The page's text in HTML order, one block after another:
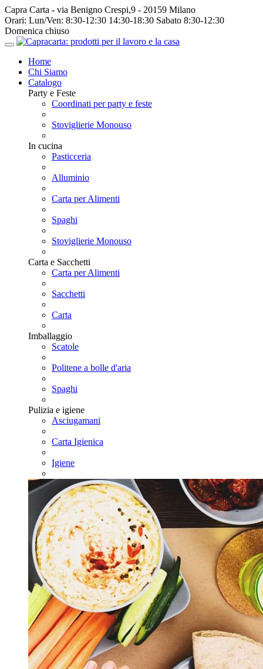
Capra Carta - via Benigno Crespi,9 - 20159 Milano
Orari: Lun/Ven: 8:30-12:30 14:30-18:30 Sabato 8:30-12:30
Domenica chiuso
Home
Chi Siamo
Catalogo
Party e Feste
Coordinati per party e feste
Stoviglierie Monouso
In cucina
Pasticceria
Alluminio
Carta per Alimenti
Spaghi
Stoviglierie Monouso
Carta e Sacchetti
Carta per Alimenti
Sacchetti
Carta
Imballaggio
Scatole
Politene a bolle d'aria
Spaghi
Pulizia e igiene
Asciugamani
Carta Igienica
Igiene